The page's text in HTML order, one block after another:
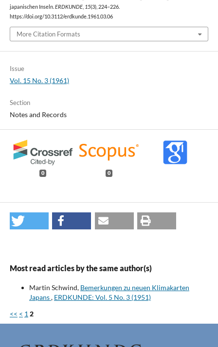
japanischen Inseln. ERDKUNDE, 15(3), 224–226.
https://doi.org/10.3112/erdkunde.1961.03.06
More Citation Formats
Issue
Vol. 15 No. 3 (1961)
Section
Notes and Records
0 0
Most read articles by the same author(s)
Martin Schwind, Bemerkungen zu neuen Klimakarten
Japans, ERDKUNDE: Vol. 5 No. 3 (1951)
<< < 1 2